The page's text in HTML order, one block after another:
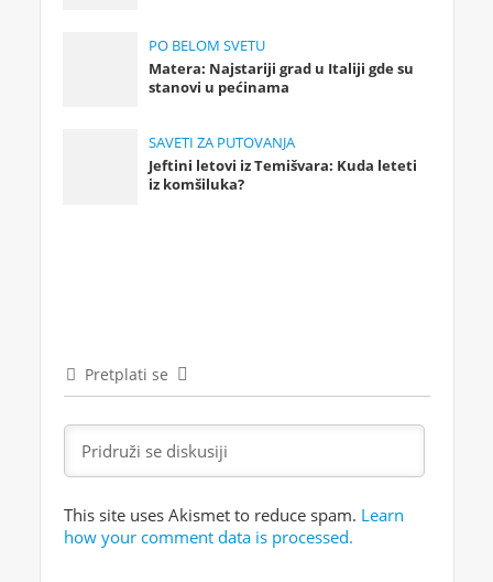
PO BELOM SVETU
Matera: Najstariji grad u Italiji gde su
stanovi u pećinama
SAVETI ZA PUTOVANJA
Jeftini letovi iz Temišvara: Kuda leteti
iz komšiluka?
Pretplati se
This site uses Akismet to reduce spam. Learn
how your comment data is processed.